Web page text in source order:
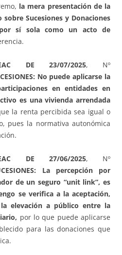
la mera presentación de la
Sucesiones y Donaciones
sí sola como un acto de
DE 23/07/2025, Nº
No puede aplicarse la
en entidades en
es una vivienda arrendada
la renta percibida sea igual o
pues la normativa autonómica
DE 27/06/2025, Nº
La percepción por
de un seguro “unit link”, es
se verifica a la aceptación,
elevación a público entre la
por lo que puede aplicarse
para las donaciones que